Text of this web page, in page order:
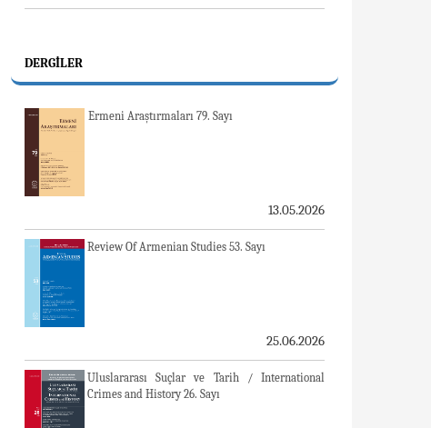
DERGILER
Ermeni Araştırmaları 79. Sayı
13.05.2026
Review Of Armenian Studies 53. Sayı
25.06.2026
Uluslararası Suçlar ve Tarih / International
Crimes and History 26. Sayı